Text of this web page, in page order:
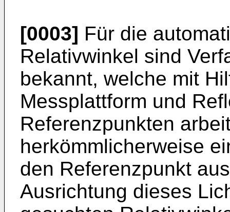
[0003] Für die
Relativwinkel sind
bekannt, welche mit
Messplattform und
Referenzpunkten
herkömmlicherweise
den Referenzpunkt
Ausrichtung dieses